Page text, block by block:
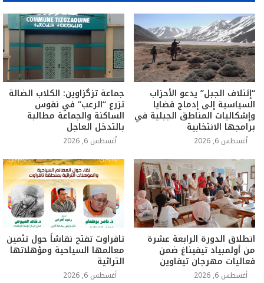
“إئتلاف الجبل” يدعو الأحزاب
السياسية إلى إدماج قضايا
وإشكاليات المناطق الجبلية في
برامجها الانتخابية
أغسطس 6, 2026
جماعة تزگزاوين: الكلاب الضالة
تزرع “الرعب” في نفوس
الساكنة والجماعة مطالبة
بالتدخل العاجل
أغسطس 6, 2026
انطلاق الدورة الرابعة عشرة
من أولمبياد تيفيناغ ضمن
فعاليات مهرجان تيفاوين
أغسطس 6, 2026
تافراوت تفتح نقاشاً حول تثمين
معالمها السياحية ومؤهلاتها
التراثية
أغسطس 6, 2026